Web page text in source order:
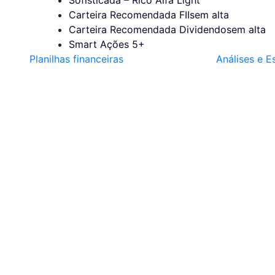
Carteira Recomendada FIIsem alta
Carteira Recomendada Dividendosem alta
Smart Ações 5+
Planilhas financeiras Análises e